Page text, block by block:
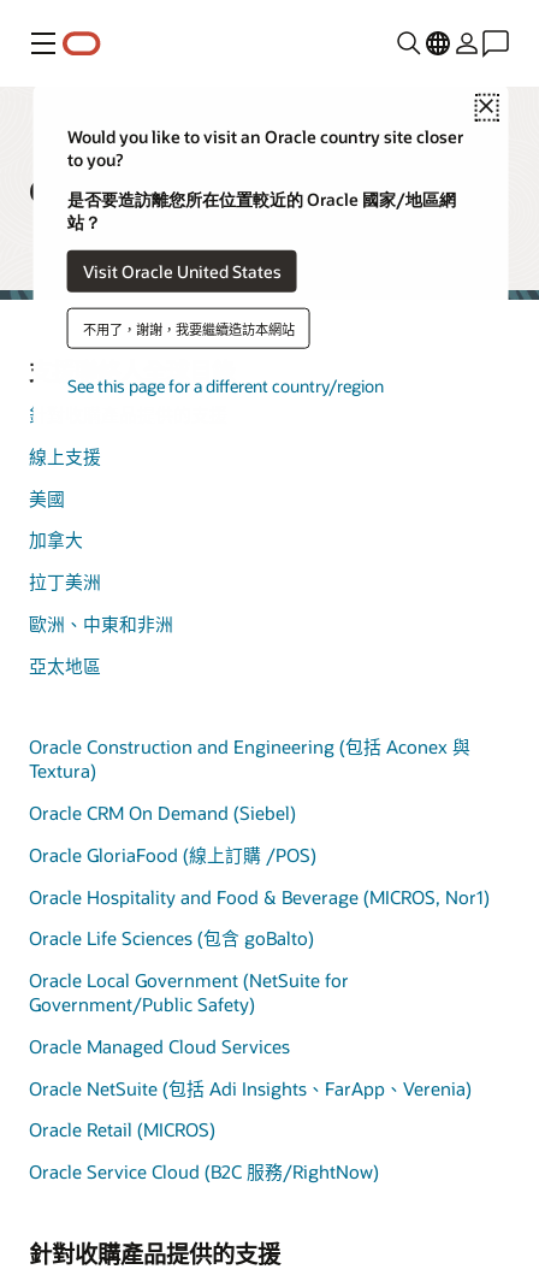
功能表
Close
Would you like to visit an Oracle country site closer
to you?
是否要造訪離您所在位置較近的 Oracle 國家/地區網
站？
Visit Oracle United States
不用了，謝謝，我要繼續造訪本網站
See this page for a different country/region
Oracle 支援聯絡人全球目錄
支援聯絡人全球目錄
針對收購產品提供的支援
線上支援
美國
加拿大
拉丁美洲
歐洲、中東和非洲
亞太地區
Oracle Construction and Engineering (包括 Aconex 與
Textura)
Oracle CRM On Demand (Siebel)
Oracle GloriaFood (線上訂購 /POS)
Oracle Hospitality and Food & Beverage (MICROS, Nor1)
Oracle Life Sciences (包含 goBalto)
Oracle Local Government (NetSuite for
Government/Public Safety)
Oracle Managed Cloud Services
Oracle NetSuite (包括 Adi Insights、FarApp、Verenia)
Oracle Retail (MICROS)
Oracle Service Cloud (B2C 服務/RightNow)
針對收購產品提供的支援